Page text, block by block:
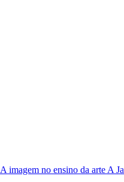
A imagem no ensino da arte A